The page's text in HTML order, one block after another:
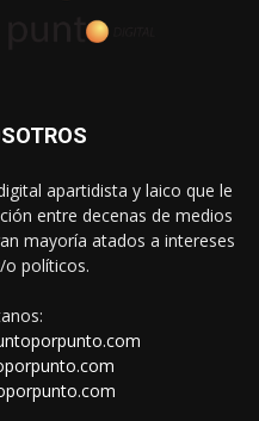
apartidista y laico que le
entre decenas de medios
mayoría atados a intereses
o políticos.